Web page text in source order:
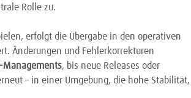
Rolle zu.
erfolgt die Übergabe in den operativen
Änderungen und Fehlerkorrekturen
Managements, bis neue Releases oder
– in einer Umgebung, die hohe Stabilität,